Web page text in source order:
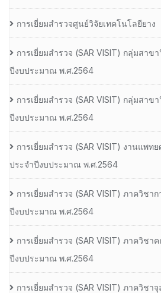
การเยี่ยมสำรวจศูนย์วิจัยเทคโนโลยียาง
การเยี่ยมสํารวจ (SAR VISIT) กลุ่มสาข
ปีงบประมาณ พ.ศ.2564
การเยี่ยมสํารวจ (SAR VISIT) กลุ่มสาข
ปีงบประมาณ พ.ศ.2564
การเยี่ยมสํารวจ (SAR VISIT) งานแพ
ประจําปีงบประมาณ พ.ศ.2564
การเยี่ยมสํารวจ (SAR VISIT) ภาควิชา
ปีงบประมาณ พ.ศ.2564
การเยี่ยมสํารวจ (SAR VISIT) ภาควิช
ปีงบประมาณ พ.ศ.2564
การเยี่ยมสํารวจ (SAR VISIT) ภาควิชา